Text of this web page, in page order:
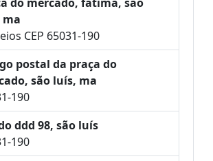
CEP 65031-190
postal da praça do
são luís, ma
190
ddd 98, são luís
190